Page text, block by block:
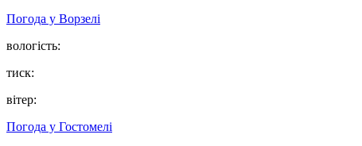
Погода у Ворзелі
вологість:
тиск:
вітер:
Погода у Гостомелі